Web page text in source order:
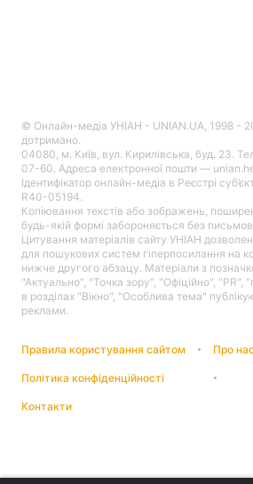
© Онлайн-медіа УНІАН - UNIAN.UA, 1998 -
дотримано.
04080, м. Київ, вул. Кирилівська, буд. 23.
07-60. Адреса електронної пошти —
Ідентифікатор онлайн-медіа в Реєстрі
R40-05194.
Копіювання текстів або зображень,
будь-якій формі забороняється без
Цитування матеріалів сайту УНІАН
для пошукових систем гіперпосилання на
нижче другого абзацу. Матеріали з
"Актуально", "Точка зору", "Офіційно", "PR",
в розділах "Вікно", "Особлива тема"
реклами.
Правила користування сайтом Про
Політика конфіденційності
Контакти